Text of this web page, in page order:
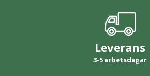
Leverans
3-5 arbetsdagar